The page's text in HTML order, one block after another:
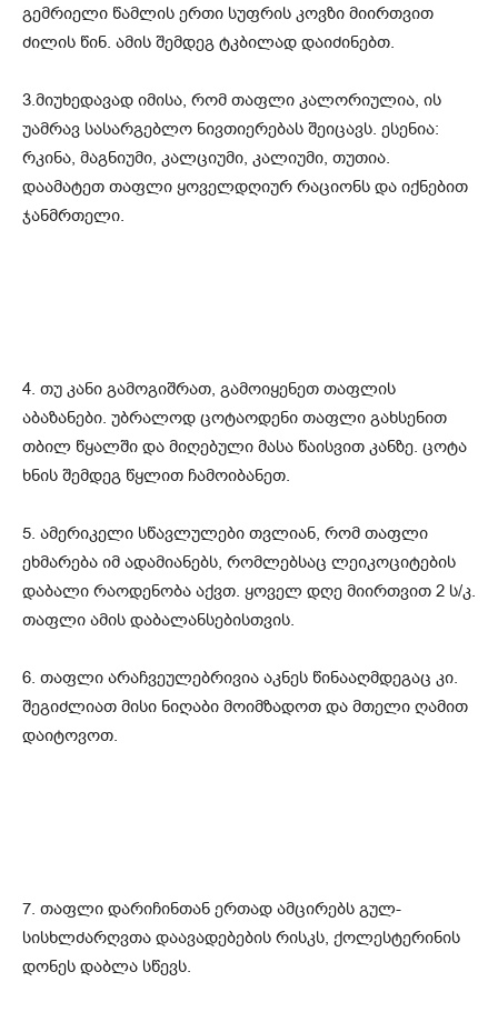
გემრიელი წამლის ერთი სუფრის კოვზი მიირთვით
ძილის წინ. ამის შემდეგ ტკბილად დაიძინებთ.
3.მიუხედავად იმისა, რომ თაფლი კალორიულია, ის
უამრავ სასარგებლო ნივთიერებას შეიცავს. ესენია:
რკინა, მაგნიუმი, კალციუმი, კალიუმი, თუთია.
დაამატეთ თაფლი ყოველდღიურ რაციონს და იქნებით
ჯანმრთელი.
4. თუ კანი გამოგიშრათ, გამოიყენეთ თაფლის
აბაზანები. უბრალოდ ცოტაოდენი თაფლი გახსენით
თბილ წყალში და მიღებული მასა წაისვით კანზე. ცოტა
ხნის შემდეგ წყლით ჩამოიბანეთ.
5. ამერიკელი სწავლულები თვლიან, რომ თაფლი
ეხმარება იმ ადამიანებს, რომლებსაც ლეიკოციტების
დაბალი რაოდენობა აქვთ. ყოველ დღე მიირთვით 2 ს/კ.
თაფლი ამის დაბალანსებისთვის.
6. თაფლი არაჩვეულებრივია აკნეს წინააღმდეგაც კი.
შეგიძლიათ მისი ნიღაბი მოიმზადოთ და მთელი ღამით
დაიტოვოთ.
7. თაფლი დარიჩინთან ერთად ამცირებს გულ-
სისხლძარღვთა დაავადებების რისკს, ქოლესტერინის
დონეს დაბლა სწევს.